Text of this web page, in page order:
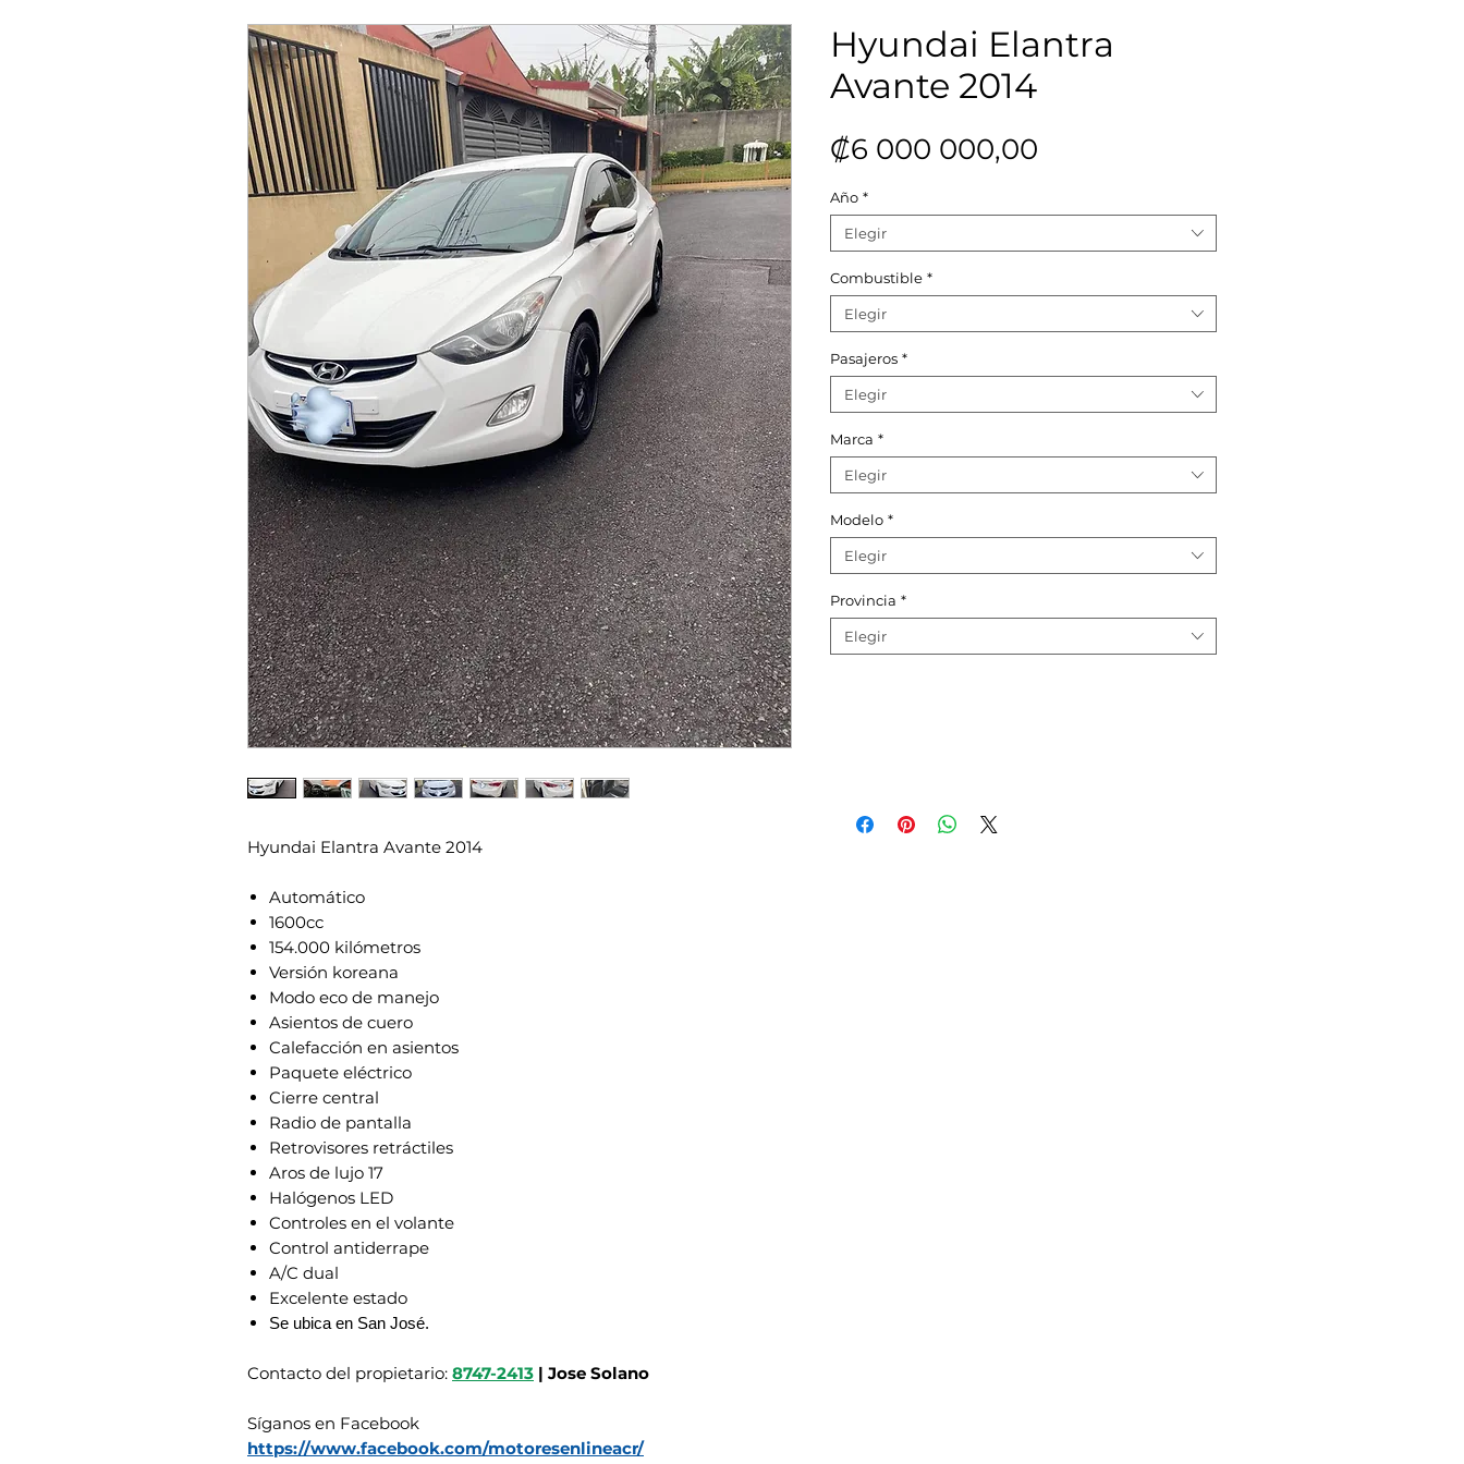
Hyundai Elantra Avante 2014
Automático
1600cc
154.000 kilómetros
Versión koreana
Modo eco de manejo
Asientos de cuero
Calefacción en asientos
Paquete eléctrico
Cierre central
Radio de pantalla
Retrovisores retráctiles
Aros de lujo 17
Halógenos LED
Controles en el volante
Control antiderrape
A/C dual
Excelente estado
Se ubica en San José.
Contacto del propietario: 8747-2413 | Jose Solano
Síganos en Facebook
https://www.facebook.com/motoresenlineacr/
Hyundai Elantra
Avante 2014
₡6 000 000,00
Año *
Elegir
Combustible *
Elegir
Pasajeros *
Elegir
Marca *
Elegir
Modelo *
Elegir
Provincia *
Elegir